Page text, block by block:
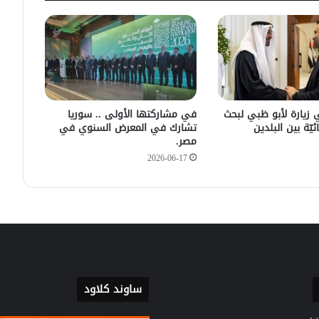
سليمان عبد الباقي مدير أمن السويداء
يكشف سبب انفجار مركبة على طريق
دمشق
في زيارته الأولى .. الرئيس الفرنسي
يصل إلى سوريا.
زيارة لأبو ظبي لبحث
بين البلدين
في مشاركتها الأولى .. سوريا
تشارك في المعرض السنوي في
مصر.
2026-06-17
ساوند كلاود